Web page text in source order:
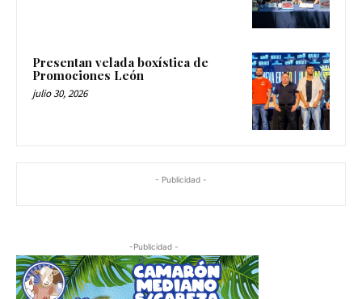
Presentan velada boxística de
Promociones León
julio 30, 2026
- Publicidad -
-Publicidad -